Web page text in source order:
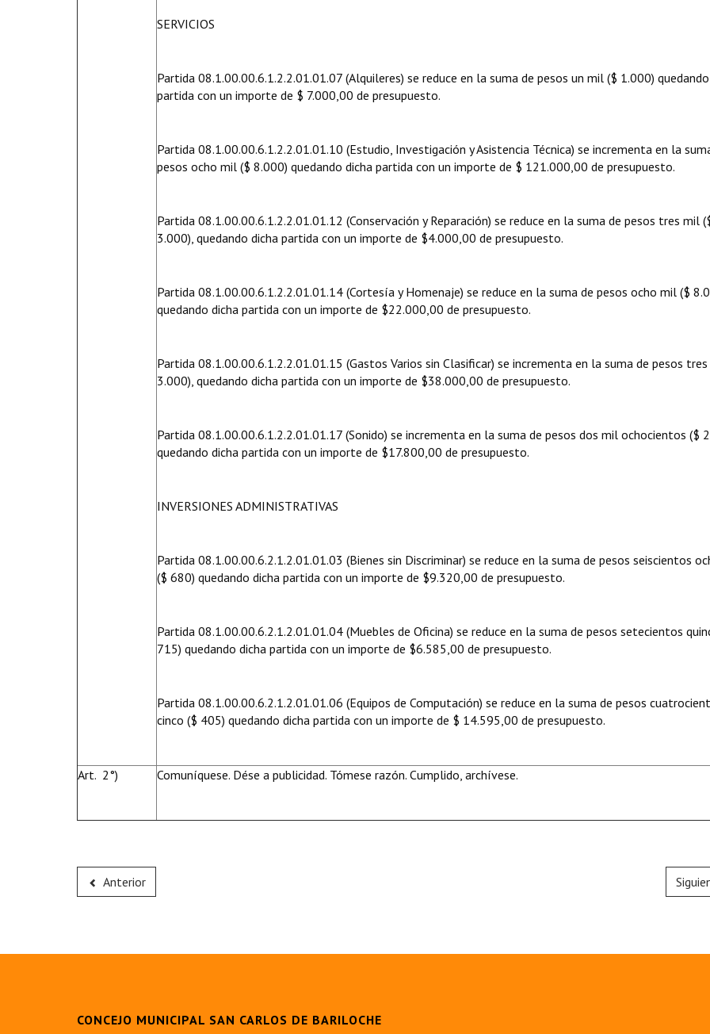
SERVICIOS
Partida 08.1.00.00.6.1.2.2.01.01.07 (Alquileres) se reduce en la suma de pesos un mil ($ 1.000)
partida con un importe de $ 7.000,00 de presupuesto.
Partida 08.1.00.00.6.1.2.2.01.01.10 (Estudio, Investigación y Asistencia Técnica) se incrementa en la
pesos ocho mil ($ 8.000) quedando dicha partida con un importe de $ 121.000,00 de presupuesto.
Partida 08.1.00.00.6.1.2.2.01.01.12 (Conservación y Reparación) se reduce en la suma de pesos tres mil
3.000), quedando dicha partida con un importe de $4.000,00 de presupuesto.
Partida 08.1.00.00.6.1.2.2.01.01.14 (Cortesía y Homenaje) se reduce en la suma de pesos ocho mil ($
quedando dicha partida con un importe de $22.000,00 de presupuesto.
Partida 08.1.00.00.6.1.2.2.01.01.15 (Gastos Varios sin Clasificar) se incrementa en la suma de pesos
3.000), quedando dicha partida con un importe de $38.000,00 de presupuesto.
Partida 08.1.00.00.6.1.2.2.01.01.17 (Sonido) se incrementa en la suma de pesos dos mil ochocientos ($
quedando dicha partida con un importe de $17.800,00 de presupuesto.
INVERSIONES ADMINISTRATIVAS
Partida 08.1.00.00.6.2.1.2.01.01.03 (Bienes sin Discriminar) se reduce en la suma de pesos seiscientos
($ 680) quedando dicha partida con un importe de $9.320,00 de presupuesto.
Partida 08.1.00.00.6.2.1.2.01.01.04 (Muebles de Oficina) se reduce en la suma de pesos setecientos
715) quedando dicha partida con un importe de $6.585,00 de presupuesto.
Partida 08.1.00.00.6.2.1.2.01.01.06 (Equipos de Computación) se reduce en la suma de pesos
cinco ($ 405) quedando dicha partida con un importe de $ 14.595,00 de presupuesto.
Art. 2°) Comuníquese. Dése a publicidad. Tómese razón. Cumplido, archívese.
Anterior
CONCEJO MUNICIPAL SAN CARLOS DE BARILOCHE